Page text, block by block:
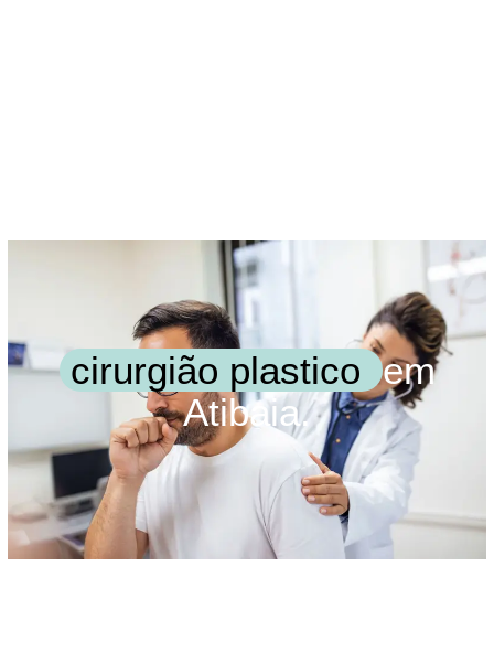
cirurgião plastico em
Atibaia.